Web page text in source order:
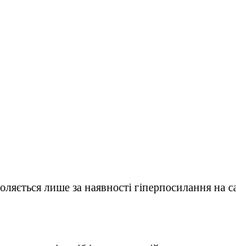
лише за наявності гіперпосилання на